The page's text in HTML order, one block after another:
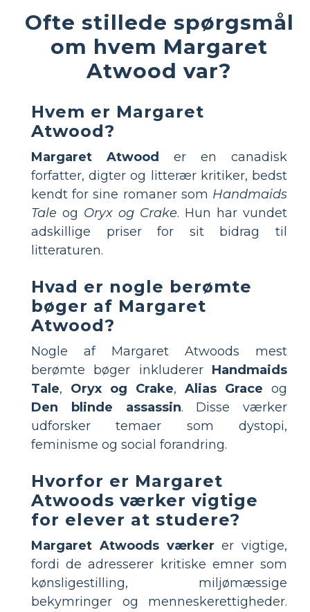
Ofte stillede spørgsmål
om hvem Margaret
Atwood var?
Hvem er Margaret
Atwood?
Margaret Atwood
er en canadisk
forfatter, digter og litterær kritiker, bedst
kendt for sine romaner som Handmaids
Tale og Oryx og Crake. Hun har vundet
adskillige priser for sit bidrag til
litteraturen.
Hvad er nogle berømte
bøger af Margaret
Atwood?
Nogle af Margaret Atwoods mest
berømte bøger inkluderer Handmaids
Tale, Oryx og Crake, Alias Grace og
Den blinde assassin. Disse værker
udforsker temaer som dystopi,
feminisme og social forandring.
Hvorfor er Margaret
Atwoods værker vigtige
for elever at studere?
Margaret Atwoods værker er vigtige,
fordi de adresserer kritiske emner som
kønsligestilling, miljømæssige
bekymringer og menneskerettigheder.